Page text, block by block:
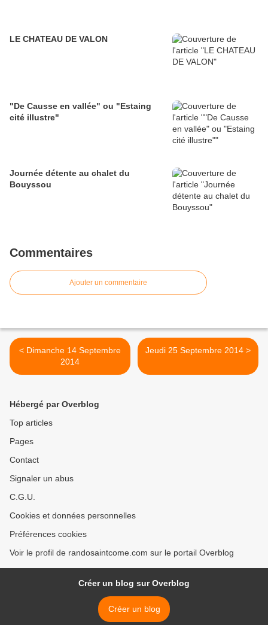
LE CHATEAU DE VALON
"De Causse en vallée" ou "Estaing
cité illustre"
Journée détente au chalet du
Bouyssou
Commentaires
Ajouter un commentaire
< Dimanche 14 Septembre
2014
Jeudi 25 Septembre 2014 >
Hébergé par Overblog
Top articles
Pages
Contact
Signaler un abus
C.G.U.
Cookies et données personnelles
Préférences cookies
Voir le profil de randosaintcome.com sur le portail Overblog
Créer un blog sur Overblog
Créer un blog